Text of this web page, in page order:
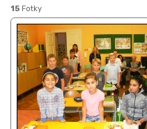
15 Fotky